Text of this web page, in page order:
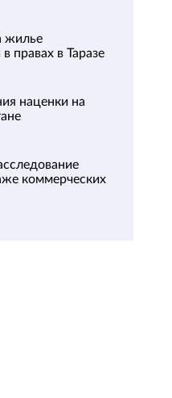
жилье
правах в Таразе
наценки на
коммерческих